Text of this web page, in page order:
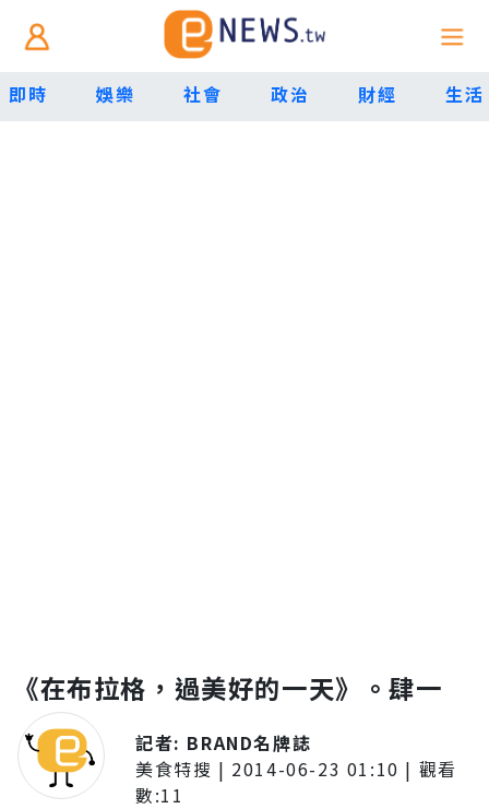
即時 娛樂 社會 政治 財經 生活
《在布拉格，過美好的一天》。肆一
記者: BRAND名牌誌
美食特搜 | 2014-06-23 01:10 | 觀看
數:11